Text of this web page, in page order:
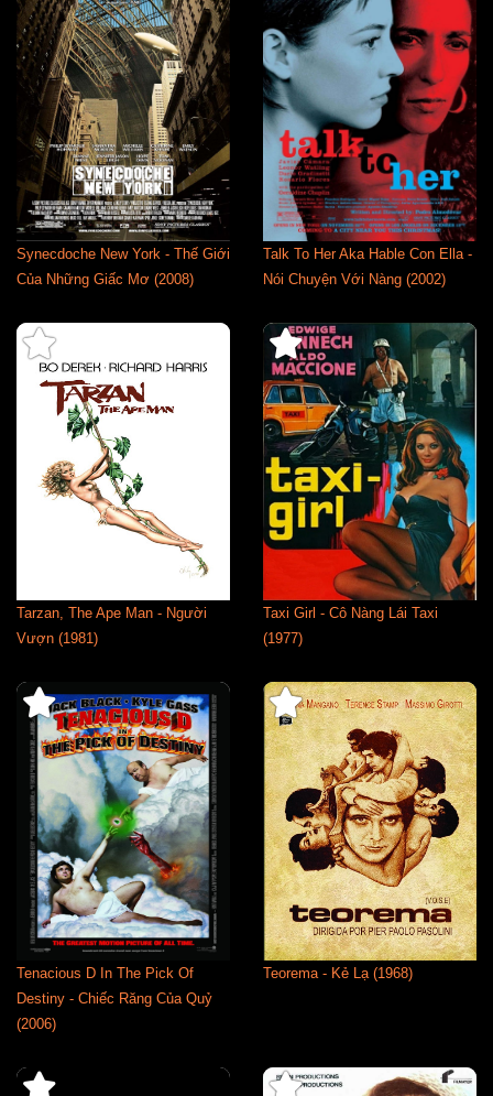
Synecdoche New York - Thế Giới
Của Những Giấc Mơ (2008)
Talk To Her Aka Hable Con Ella -
Nói Chuyện Với Nàng (2002)
Tarzan, The Ape Man - Người
Vượn (1981)
Taxi Girl - Cô Nàng Lái Taxi
(1977)
Tenacious D In The Pick Of
Destiny - Chiếc Răng Của Quỷ
(2006)
Teorema - Kẻ Lạ (1968)